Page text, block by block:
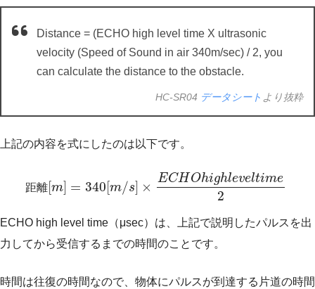
Distance = (ECHO high level time X ultrasonic
velocity (Speed of Sound in air 340m/sec) / 2, you
can calculate the distance to the obstacle.
HC-SR04 データシート より抜粋
上記の内容を式にしたのは以下です。
距離[m] = 340[m/s] ×
ECH Ohighleveltime
2
ECHO high level time（μsec）は、上記で説明したパルスを出
力してから受信するまでの時間のことです。
時間は往復の時間なので、物体にパルスが到達する片道の時間